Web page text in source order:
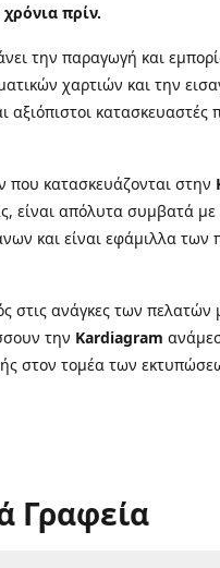
πρίν.
την παραγωγή και
χαρτιών και την
αξιόπιστοι
που κατασκευάζονται στην
είναι απόλυτα συμβατά με
και είναι εφάμιλλα των
στις ανάγκες των πελατών
την Kardiagram
στον τομέα των
Γραφεία